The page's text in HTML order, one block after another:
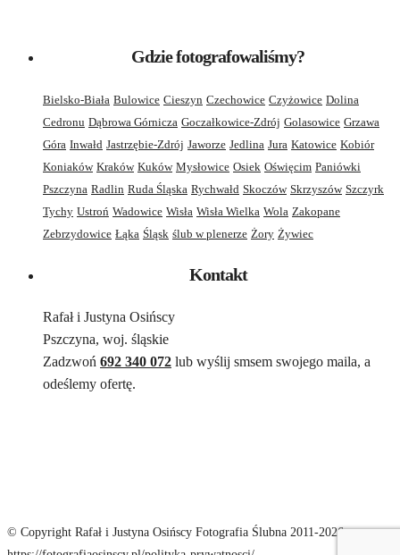
Gdzie fotografowaliśmy?
Bielsko-Biała Bulowice Cieszyn Czechowice Czyżowice Dolina
Cedronu Dąbrowa Górnicza Goczałkowice-Zdrój Golasowice Grzawa
Góra Inwałd Jastrzębie-Zdrój Jaworze Jedlina Jura Katowice Kobiór
Koniaków Kraków Kuków Mysłowice Osiek Oświęcim Paniówki
Pszczyna Radlin Ruda Śląska Rychwałd Skoczów Skrzyszów Szczyrk
Tychy Ustroń Wadowice Wisła Wisła Wielka Wola Zakopane
Zebrzydowice Łąka Śląsk ślub w plenerze Żory Żywiec
Kontakt
Rafał i Justyna Osińscy
Pszczyna, woj. śląskie
Zadzwoń 692 340 072 lub wyślij smsem swojego maila, a
odeślemy ofertę.
© Copyright Rafał i Justyna Osińscy Fotografia Ślubna 2011-2026;